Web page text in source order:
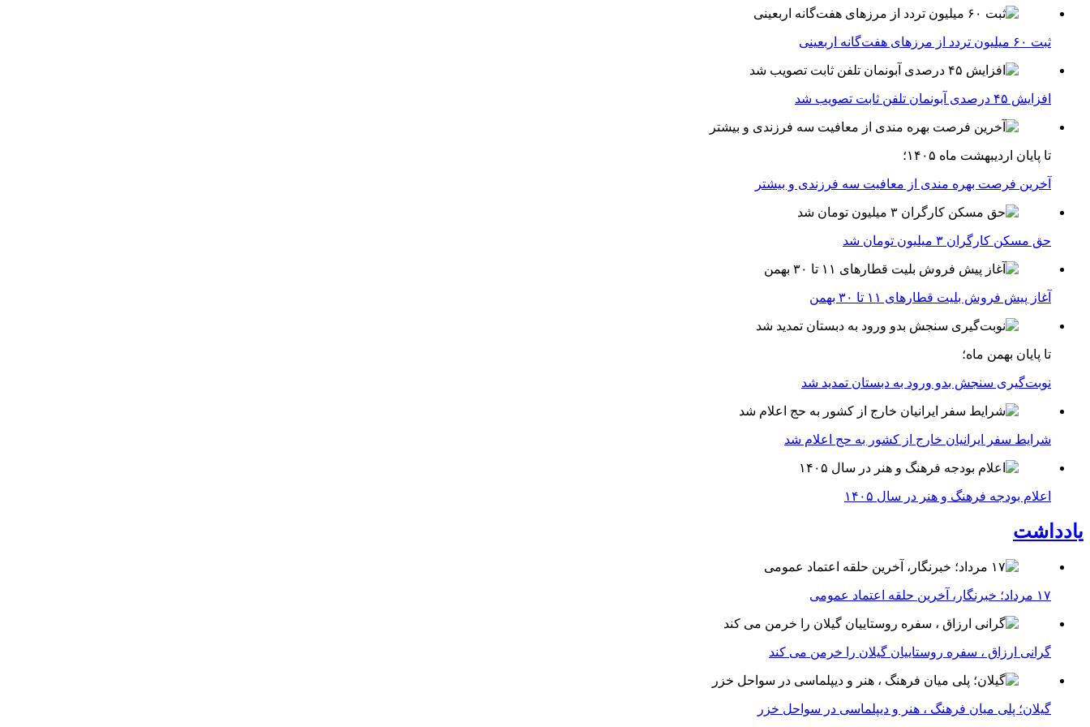
ثبت ۶۰ میلیون تردد از مرزهای هفت‌گانه اربعینی
افزایش ۴۵ درصدی آبونمان تلفن ثابت تصویب شد
تا پایان اردیبهشت ماه ۱۴۰۵؛
آخرین فرصت بهره مندی از معافیت سه فرزندی و بیشتر
حق مسکن کارگران ۳ میلیون تومان شد
آغاز پیش فروش بلیت‌ قطارهای ۱۱ تا ۳۰ بهمن
تا پایان بهمن ماه؛
نوبت‌گیری سنجش بدو ورود به دبستان تمدید شد
شرایط سفر ایرانیان خارج از کشور به حج اعلام شد
اعلام بودجه فرهنگ و هنر در سال ۱۴۰۵
یادداشت
۱۷ مرداد؛ خبرنگار، آخرین حلقه اعتماد عمومی
گرانی ارزاق ، سفره روستاییان گیلان را خرمن می کند
گیلان؛ پلی میان فرهنگ ، هنر و دیپلماسی در سواحل خزر